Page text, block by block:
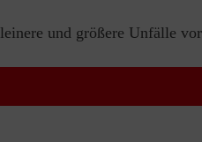
und größere Unfälle